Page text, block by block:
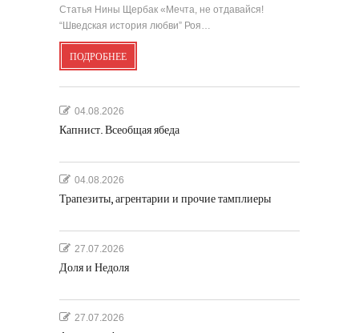
Статья Нины Щербак «Мечта, не отдавайся!
“Шведская история любви” Роя…
ПОДРОБНЕЕ
04.08.2026
Капнист. Всеобщая ябеда
04.08.2026
Трапезиты, агрентарии и прочие тамплиеры
27.07.2026
Доля и Недоля
27.07.2026